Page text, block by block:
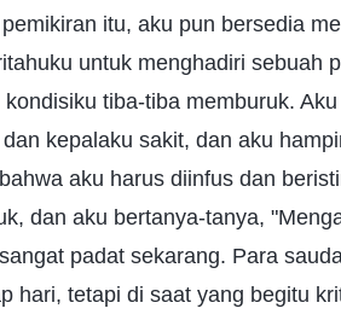
itu, aku pun bersedia
untuk menghadiri sebuah
tiba-tiba memburuk.
kepalaku sakit, dan aku
aku harus diinfus dan
dan aku bertanya-tanya,
padat sekarang. Para
hari, tetapi di saat yang begitu